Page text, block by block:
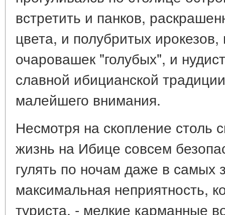
встретить и панков,
цвета, и полубритых
очаровашек "голубых", и
славной ибицианской
малейшего внимания.
Несмотря на скопление столь
жизнь на Ибице совсем
гулять по ночам даже в самых
максимальная неприятность,
туриста, - мелкие карманные